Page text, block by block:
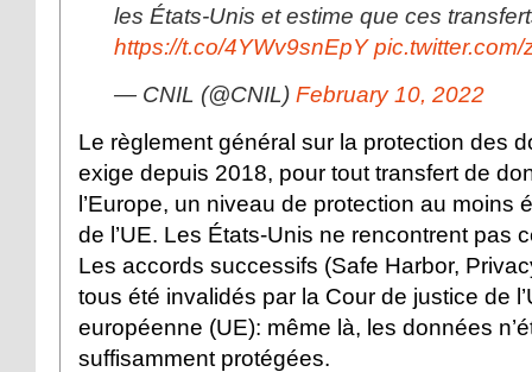
les États-Unis et estime que ces
https://t.co/4YWv9snEpY
— CNIL (@CNIL) February 10, 2022
Le règlement général sur la protection des
exige depuis 2018, pour tout transfert de
l’Europe, un niveau de protection au moins
de l’UE. Les États-Unis ne rencontrent pas
Les accords successifs (Safe Harbor,
tous été invalidés par la Cour de justice de
européenne (UE): même là, les données
suffisamment protégées.